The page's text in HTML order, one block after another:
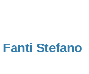
Fanti Stefano